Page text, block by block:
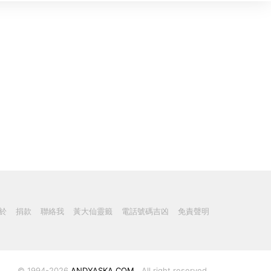
捐款 聯絡我 黃大仙靈籤 電話號碼吉凶 免責聲明